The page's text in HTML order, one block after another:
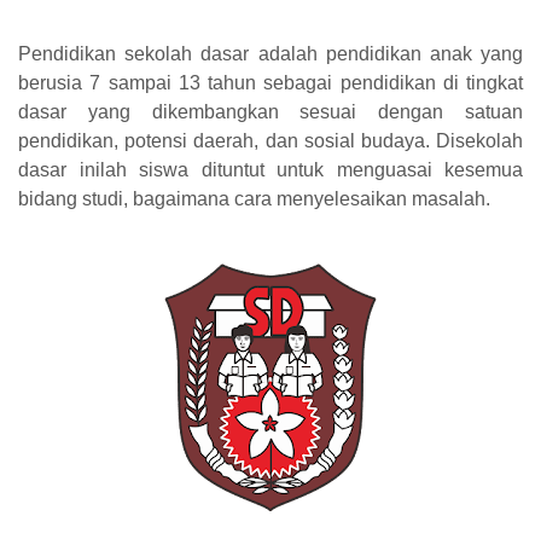
Pendidikan sekolah dasar adalah pendidikan anak yang
berusia 7 sampai 13 tahun sebagai pendidikan di tingkat
dasar yang dikembangkan sesuai dengan satuan
pendidikan, potensi daerah, dan sosial budaya. Disekolah
dasar inilah siswa dituntut untuk menguasai kesemua
bidang studi, bagaimana cara menyelesaikan masalah.